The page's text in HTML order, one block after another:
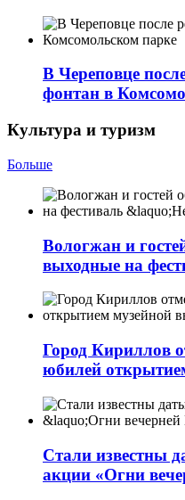
В Череповце
фонтан в
Культура и туризм
Больше
Вологжан и
выходные на
Город Кириллов
юбилей
Стали известны
акции «Огни